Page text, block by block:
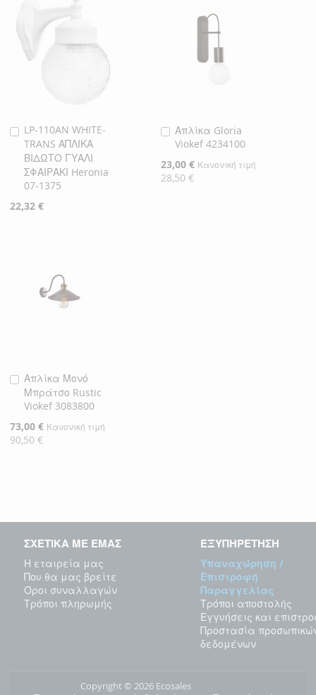
LP-110AN WHITE-
TRANS ΑΠΛΙΚΑ
ΒΙΔΩΤΟ ΓΥΑΛΙ
ΣΦΑΙΡΑΚΙ Heronia
07-1375
22,32 €
Προσθήκη
στο
Καλάθι
Απλίκα Gloria
Viokef 4234100
Ειδική
Τιμή
23,00 € Κανονική τιμή
28,50 €
Προσθήκη
στο
Καλάθι
Απλίκα Μονό
Μπράτσο Rustic
Viokef 3083800
Ειδική
Τιμή
73,00 € Κανονική τιμή
90,50 €
Προσθήκη
στο
Καλάθι
ΣΧΕΤΙΚΑ ΜΕ ΕΜΑΣ
Η εταιρεία μας
Που θα μας βρείτε
Όροι συναλλαγών
Τρόποι πληρωμής
ΕΞΥΠΗΡΕΤΗΣΗ
Υπαναχώρηση /
Επιστροφή
Παραγγελίας
Τρόποι αποστολής
Εγγυήσεις και
Προστασία
δεδομένων
Copyright © 2026 Ecosales